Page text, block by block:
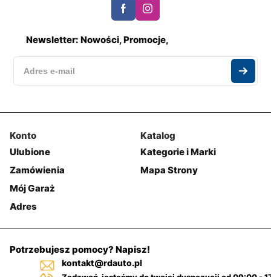
Newsletter: Nowości, Promocje,
Konto
Ulubione
Zamówienia
Mój Garaż
Adres
Katalog
Kategorie i Marki
Mapa Strony
Potrzebujesz pomocy? Napisz!
kontakt@rdauto.pl